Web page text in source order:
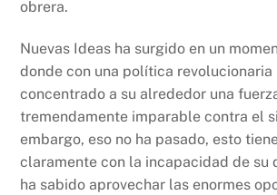
obrera.
Nuevas Ideas ha surgido en un
donde con una política revolucionaria
concentrado a su alrededor una
tremendamente imparable contra el
embargo, eso no ha pasado, esto
claramente con la incapacidad de su
ha sabido aprovechar las enormes